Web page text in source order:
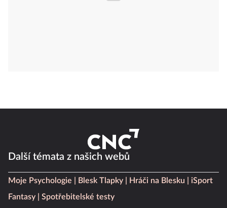
Další témata z našich webů
Moje Psychologie Blesk Tlapky Hráči na Blesku
iSport
Fantasy
Spotřebitelské testy